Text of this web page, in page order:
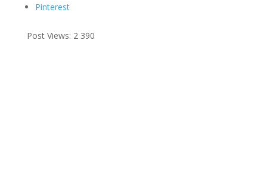
Pinterest
Post Views: 2 390